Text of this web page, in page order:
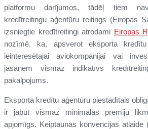
platformu darījumos, tādēļ tiem
kredītreitingu aģentūru reitings (Eiropas
izsniegtie kredītreitingi atrodami Eiropas
nozīmē, ka, apsverot eksporta
ieinteresētajai aviokompānijai vai
jāsaņem vismaz indikatīvs
pakalpojums.
Eksporta kredītu aģentūru piestādītais
ir jābūt vismaz minimālās prēmiju
apjomīgs. Keiptaunas konvencijas atlaide